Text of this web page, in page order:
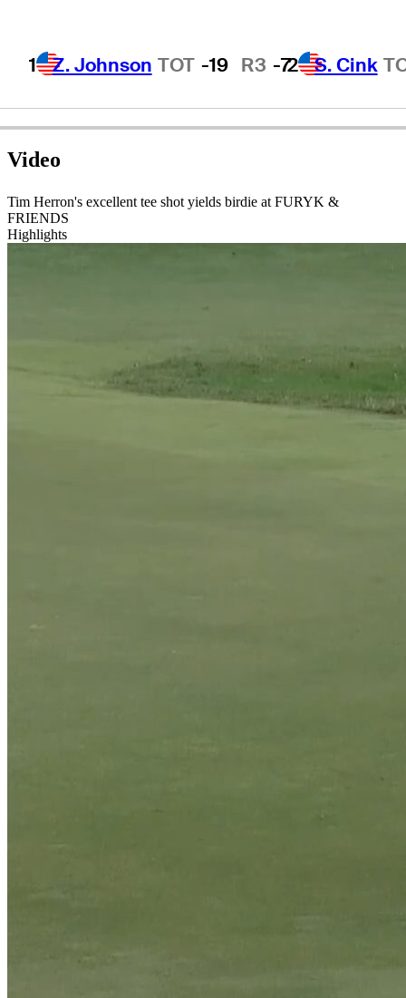
1 Z. Johnson TOT -19 R3 -72 S. Cink
Video
Tim Herron's excellent tee shot yields birdie at FURYK &
FRIENDS
Highlights